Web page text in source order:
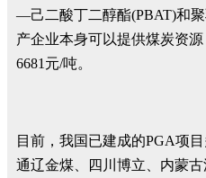
—己二酸丁二醇酯(PBAT)和
产企业本身可以提供煤炭资
6681元/吨。
目前，我国已建成的PGA项
通辽金煤、四川博立、内蒙